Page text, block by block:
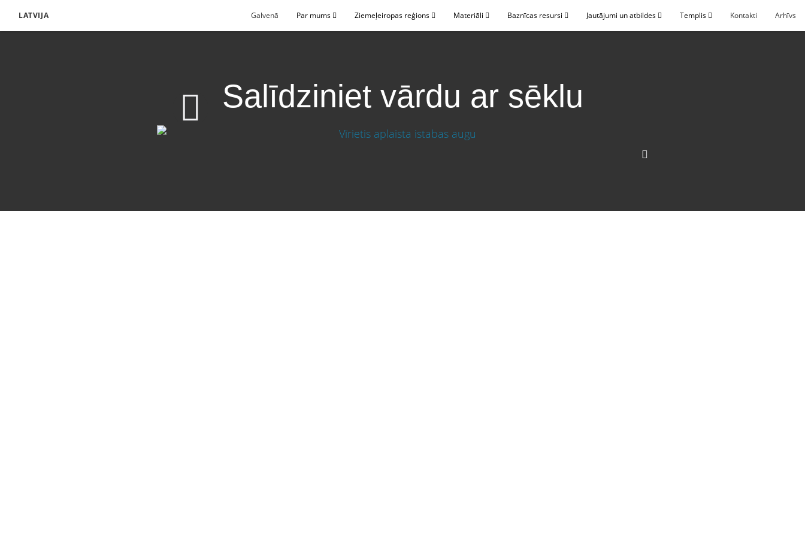
LATVIJA Galvenā Par mums Ziemeļeiropas reģions Materiāli Baznīcas resursi Jautājumi un atbildes Templis Kontakti Arhīvs
Salīdziniet vārdu ar sēklu